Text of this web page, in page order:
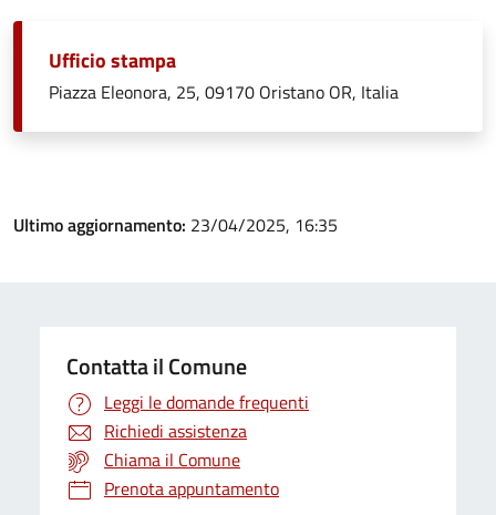
Ufficio stampa
Piazza Eleonora, 25, 09170 Oristano OR, Italia
Ultimo aggiornamento: 23/04/2025, 16:35
Contatta il Comune
Leggi le domande frequenti
Richiedi assistenza
Chiama il Comune
Prenota appuntamento